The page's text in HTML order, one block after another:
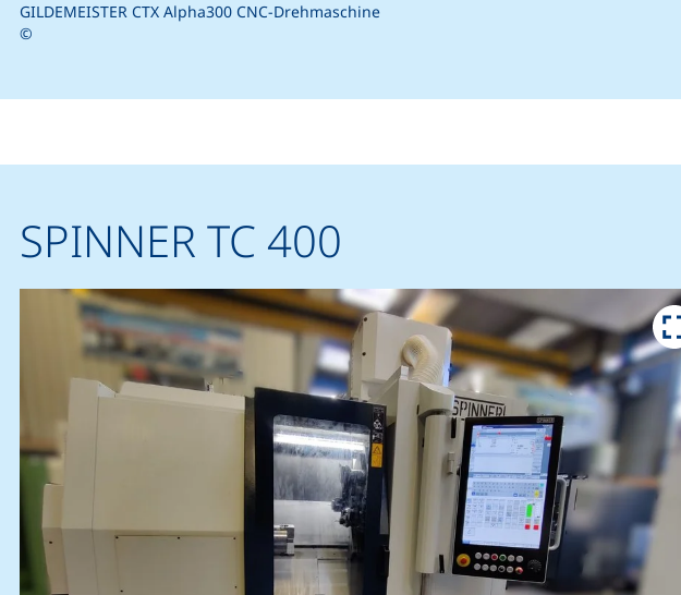
GILDEMEISTER CTX Alpha300 CNC-Drehmaschine
©
SPINNER TC 400